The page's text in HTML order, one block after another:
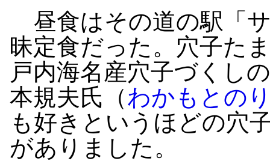
昼食はその道の駅「
昧定食だった。穴子た
戸内海名産穴子づくし
本規夫氏（わかもとの
も好きというほどの穴
がありました。